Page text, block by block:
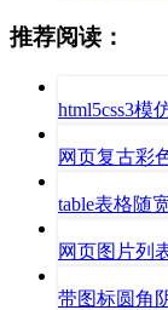
推荐阅读：
html5css3模
网页复古彩
table表格随
网页图片列
带图标圆角